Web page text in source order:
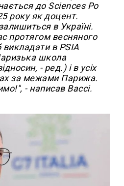
до Sciences Po
року як доцент.
в Україні.
протягом весняного
в PSIA
школа
- ред.) і в усіх
за межами Парижа.
- написав Вассі.